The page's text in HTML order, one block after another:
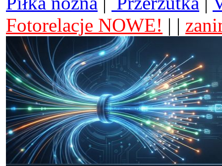
Fotorelacje NOWE! | |